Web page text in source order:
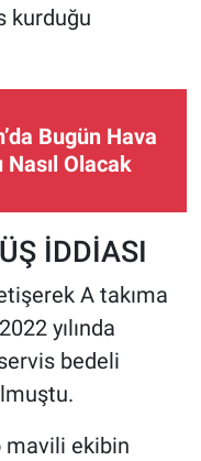
kurduğu
Bugün Hava
Nasıl Olacak
İDDİASI
A takıma
yılında
bedeli
mavili ekibin